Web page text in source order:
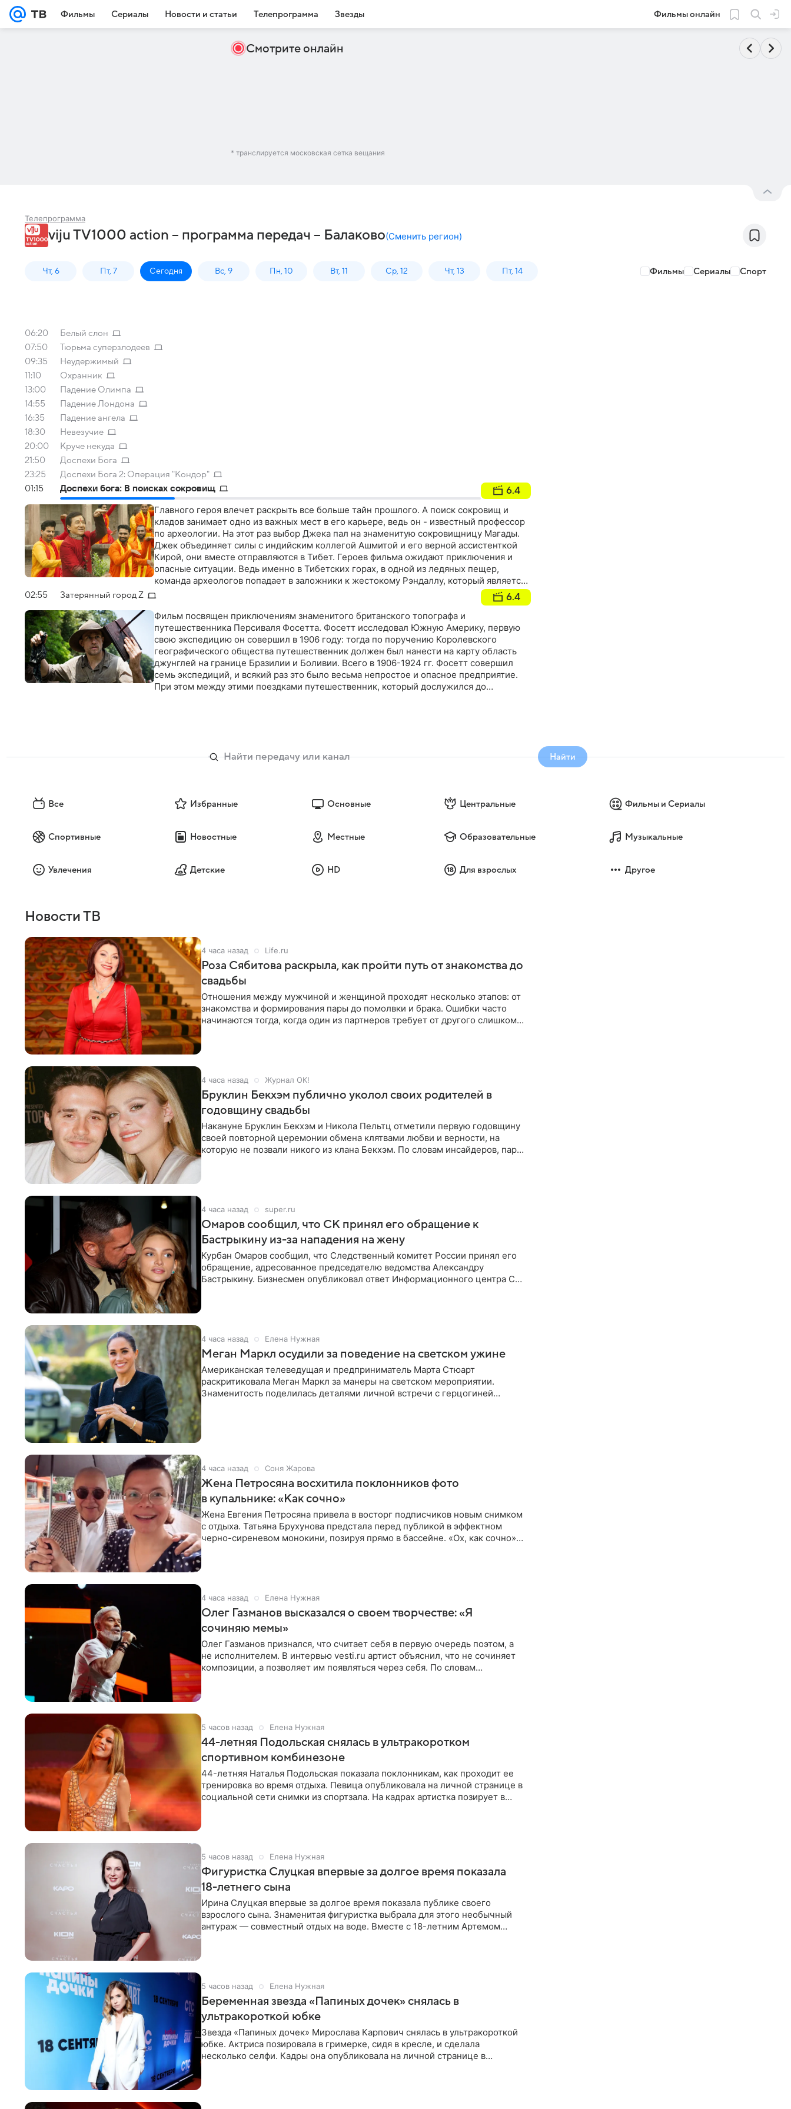
Фильмы Сериалы Новости и статьи Телепрограмма Звезды Фильмы онлайн
Смотрите онлайн
* транслируется московская сетка вещания
Телепрограмма
viju TV1000 action – программа передач – Балаково(Сменить регион)
Чт, 6 Пт, 7 Сегодня Вс, 9 Пн, 10 Вт, 11 Ср, 12 Чт, 13 Пт, 14 Фильмы Сериалы Спорт
06:20
Белый слон
07:50
Тюрьма суперзлодеев
09:35
Неудержимый
11:10
Охранник
13:00
Падение Олимпа
14:55
Падение Лондона
16:35
Падение ангела
18:30
Невезучие
20:00
Круче некуда
21:50
Доспехи Бога
23:25
Доспехи Бога 2: Операция "Кондор"
01:15
Доспехи бога: В поисках сокровищ 6.4
Главного героя влечет раскрыть все больше тайн прошлого. А поиск сокровищ и
кладов занимает одно из важных мест в его карьере, ведь он - известный профессор
по археологии. На этот раз выбор Джека пал на знаменитую сокровищницу Магады.
Джек объединяет силы с индийским коллегой Ашмитой и его верной ассистенткой
Кирой, они вместе отправляются в Тибет. Героев фильма ожидают приключения и
опасные ситуации. Ведь именно в Тибетских горах, в одной из ледяных пещер,
команда археологов попадает в заложники к жестокому Рэндаллу, который является
потомком лидера повстанческой армии
02:55 Затерянный город Z 6.4
Фильм посвящен приключениям знаменитого британского топографа и
путешественника Персиваля Фосетта. Фосетт исследовал Южную Америку, первую
свою экспедицию он совершил в 1906 году: тогда по поручению Королевского
географического общества путешественник должен был нанести на карту область
джунглей на границе Бразилии и Боливии. Всего в 1906-1924 гг. Фосетт совершил
семь экспедиций, и всякий раз это было весьма непростое и опасное предприятие.
При этом между этими поездками путешественник, который дослужился до
заброшенные города, где остались следы неизвестной высокоразвитой цивилизации.
последней экспедиции Фосетта. Одни исследователи считают, что их убили индейцы,
таинственный "город Z"
Найти
Все Избранные Основные Центральные Фильмы и Сериалы
Спортивные Новостные Местные Образовательные Музыкальные
Увлечения Детские HD Для взрослых Другое
Новости ТВ
4 часа назад Life.ru
Роза Сябитова раскрыла, как пройти путь от знакомства до
свадьбы
Отношения между мужчиной и женщиной проходят несколько этапов: от
знакомства и формирования пары до помолвки и брака. Ошибки часто
начинаются тогда, когда один из партнеров требует от другого слишком
4 часа назад Журнал OK!
Бруклин Бекхэм публично уколол своих родителей в
годовщину свадьбы
Накануне Бруклин Бекхэм и Никола Пельтц отметили первую годовщину
своей повторной церемонии обмена клятвами любви и верности, на
которую не позвали никого из клана Бекхэм. По словам инсайдеров, пара
4 часа назад super.ru
Омаров сообщил, что СК принял его обращение к
Бастрыкину из-за нападения на жену
Курбан Омаров сообщил, что Следственный комитет России принял его
обращение, адресованное председателю ведомства Александру
Бастрыкину. Бизнесмен опубликовал ответ Информационного центра СК
4 часа назад Елена Нужная
Меган Маркл осудили за поведение на светском ужине
Американская телеведущая и предприниматель Марта Стюарт
раскритиковала Меган Маркл за манеры на светском мероприятии.
Знаменитость поделилась деталями личной встречи с герцогиней
4 часа назад Соня Жарова
Жена Петросяна восхитила поклонников фото
в купальнике: «Как сочно»
Жена Евгения Петросяна привела в восторг подписчиков новым снимком
с отдыха. Татьяна Брухунова предстала перед публикой в эффектном
черно-сиреневом монокини, позируя прямо в бассейне. «Ох, как сочно»,
4 часа назад Елена Нужная
Олег Газманов высказался о своем творчестве: «Я
сочиняю мемы»
Олег Газманов признался, что считает себя в первую очередь поэтом, а
не исполнителем. В интервью vesti.ru артист объяснил, что не сочиняет
композиции, а позволяет им появляться через себя. По словам
5 часов назад Елена Нужная
44-летняя Подольская снялась в ультракоротком
спортивном комбинезоне
44-летняя Наталья Подольская показала поклонникам, как проходит ее
тренировка во время отдыха. Певица опубликовала на личной странице в
социальной сети снимки из спортзала. На кадрах артистка позирует в
5 часов назад Елена Нужная
Фигуристка Слуцкая впервые за долгое время показала
18-летнего сына
Ирина Слуцкая впервые за долгое время показала публике своего
взрослого сына. Знаменитая фигуристка выбрала для этого необычный
антураж — совместный отдых на воде. Вместе с 18-летним Артемом
5 часов назад Елена Нужная
Беременная звезда «Папиных дочек» снялась в
ультракороткой юбке
Звезда «Папиных дочек» Мирослава Карпович снялась в ультракороткой
юбке. Актриса позировала в гримерке, сидя в кресле, и сделала
несколько селфи. Кадры она опубликовала на личной странице в